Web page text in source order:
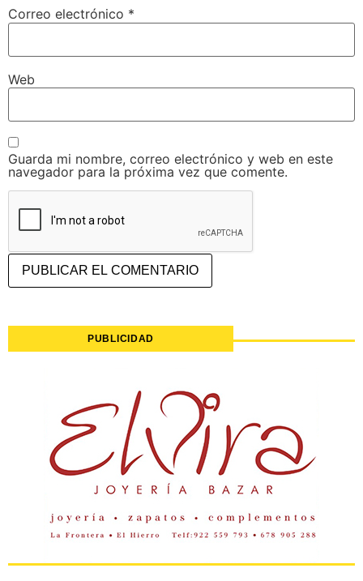
Correo electrónico *
Web
Guarda mi nombre, correo electrónico y web en este
navegador para la próxima vez que comente.
PUBLICIDAD